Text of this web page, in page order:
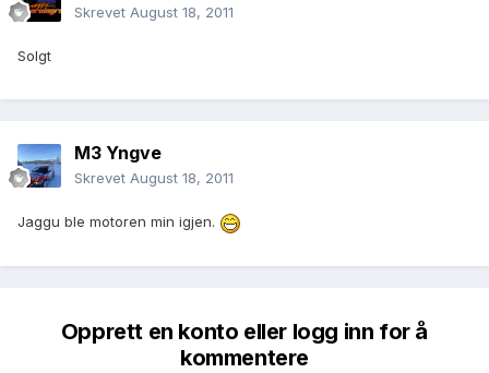
Skrevet August 18, 2011
Solgt
M3 Yngve
Skrevet August 18, 2011
Jaggu ble motoren min igjen.
Opprett en konto eller logg inn for å
kommentere